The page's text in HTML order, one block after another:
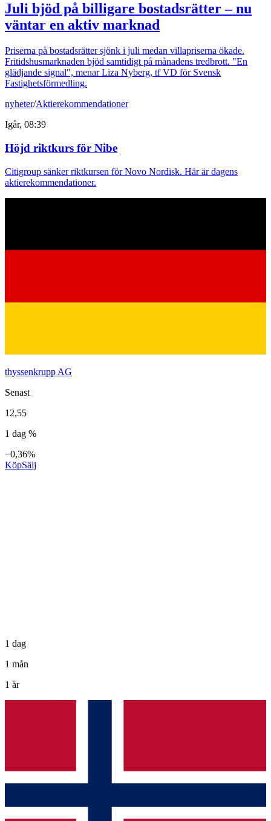
Juli bjöd på billigare bostadsrätter – nu
väntar en aktiv marknad
Priserna på bostadsrätter sjönk i juli medan villapriserna ökade.
Fritidshusmarknaden bjöd samtidigt på månadens tredbrott. "En
glädjande signal", menar Liza Nyberg, tf VD för Svensk
Fastighetsförmedling.
nyheter/Aktierekommendationer
Igår, 08:39
Höjd riktkurs för Nibe
Citigroup sänker riktkursen för Novo Nordisk. Här är dagens
aktierekommendationer.
thyssenkrupp AG
Senast
12,55
1 dag %
−0,36%
KöpSälj
1 dag
1 mån
1 år